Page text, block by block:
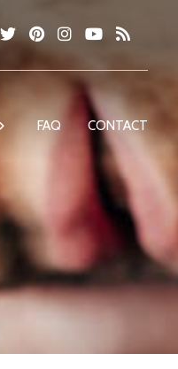
FAQ CONTACT